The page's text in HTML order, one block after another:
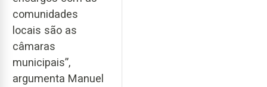
comunidades
locais são as
câmaras
municipais”,
argumenta Manuel